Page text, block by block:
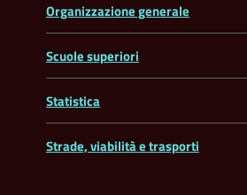
Organizzazione generale
Scuole superiori
Statistica
Strade, viabilità e trasporti